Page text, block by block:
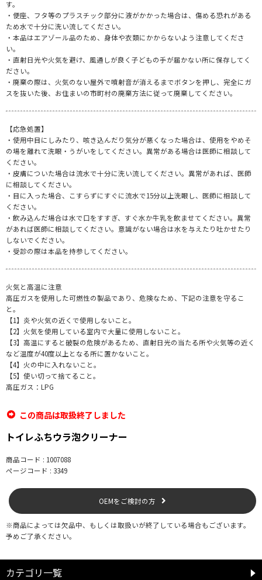
す。
・便座、フタ等のプラスチック部分に液がかかった場合は、傷める恐れがある
ため水で十分に洗い流してください。
・本品はエアゾール品のため、身体や衣類にかからないよう注意してくださ
い。
・直射日光や火気を避け、風通しが良く子どもの手が届かない所に保存してく
ださい。
・廃棄の際は、火気のない屋外で噴射音が消えるまでボタンを押し、完全にガ
スを抜いた後、お住まいの市町村の廃棄方法に従って廃棄してください。
【応急処置】
・使用中目にしみたり、咳き込んだり気分が悪くなった場合は、使用をやめそ
の場を離れて洗眼・うがいをしてください。異常がある場合は医師に相談して
ください。
・皮膚についた場合は流水で十分に洗い流してください。異常があれば、医師
に相談してください。
・目に入った場合、こすらずにすぐに流水で15分以上洗眼し、医師に相談して
ください。
・飲み込んだ場合は水で口をすすぎ、すぐ水か牛乳を飲ませてください。異常
があれば医師に相談してください。意識がない場合は水を与えたり吐かせたり
しないでください。
・受診の際は本品を持参してください。
火気と高温に注意
高圧ガスを使用した可燃性の製品であり、危険なため、下記の注意を守るこ
と。
【1】炎や火気の近くで使用しないこと。
【2】火気を使用している室内で大量に使用しないこと。
【3】高温にすると破裂の危険があるため、直射日光の当たる所や火気等の近く
など温度が40度以上となる所に置かないこと。
【4】火の中に入れないこと。
【5】使い切って捨てること。
高圧ガス：LPG
この商品は取扱終了しました
トイレふちウラ泡クリーナー
商品コード : 1007088
ページコード : 3349
OEMをご検討の方
※商品によっては欠品中、もしくは取扱いが終了している場合もございます。
予めご了承ください。
カテゴリ一覧